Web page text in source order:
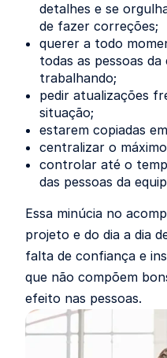
detalhes e se
de fazer correções;
querer a todo
todas as pessoas
trabalhando;
pedir atualizações
situação;
estarem copiadas
centralizar o
controlar até o
das pessoas da
Essa minúcia no
projeto e do dia a dia
falta de confiança e
que não compõem
efeito nas pessoas.